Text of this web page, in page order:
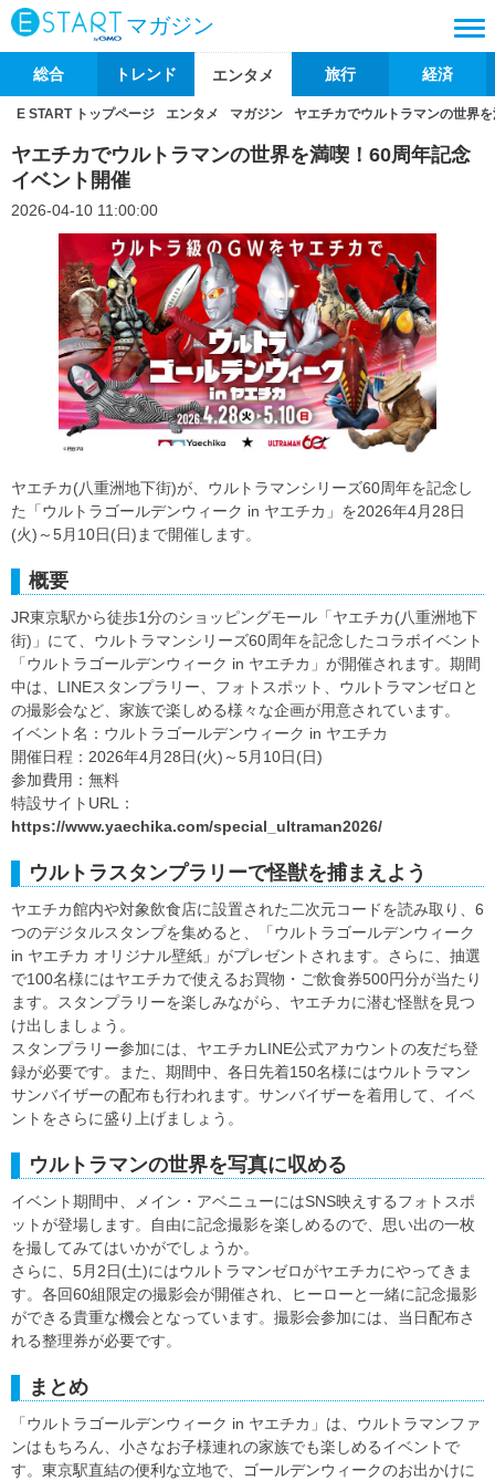
マガジン
総合 トレンド エンタメ 旅行 経済
E START トップページ エンタメ マガジン ヤエチカでウルトラマンの世界
ヤエチカでウルトラマンの世界を満喫！60周年記念
イベント開催
2026-04-10 11:00:00
ヤエチカ(八重洲地下街)が、ウルトラマンシリーズ60周年を記念し
た「ウルトラゴールデンウィーク in ヤエチカ」を2026年4月28日
(火)～5月10日(日)まで開催します。
概要
JR東京駅から徒歩1分のショッピングモール「ヤエチカ(八重洲地下
街)」にて、ウルトラマンシリーズ60周年を記念したコラボイベント
「ウルトラゴールデンウィーク in ヤエチカ」が開催されます。期間
中は、LINEスタンプラリー、フォトスポット、ウルトラマンゼロと
の撮影会など、家族で楽しめる様々な企画が用意されています。
イベント名：ウルトラゴールデンウィーク in ヤエチカ
開催日程：2026年4月28日(火)～5月10日(日)
参加費用：無料
特設サイトURL：
https://www.yaechika.com/special_ultraman2026/
ウルトラスタンプラリーで怪獣を捕まえよう
ヤエチカ館内や対象飲食店に設置された二次元コードを読み取り、6
つのデジタルスタンプを集めると、「ウルトラゴールデンウィーク
in ヤエチカ オリジナル壁紙」がプレゼントされます。さらに、抽選
で100名様にはヤエチカで使えるお買物・ご飲食券500円分が当たり
ます。スタンプラリーを楽しみながら、ヤエチカに潜む怪獣を見つ
け出しましょう。
スタンプラリー参加には、ヤエチカLINE公式アカウントの友だち登
録が必要です。また、期間中、各日先着150名様にはウルトラマン
サンバイザーの配布も行われます。サンバイザーを着用して、イベ
ントをさらに盛り上げましょう。
ウルトラマンの世界を写真に収める
イベント期間中、メイン・アベニューにはSNS映えするフォトスポ
ットが登場します。自由に記念撮影を楽しめるので、思い出の一枚
を撮してみてはいかがでしょうか。
さらに、5月2日(土)にはウルトラマンゼロがヤエチカにやってきま
す。各回60組限定の撮影会が開催され、ヒーローと一緒に記念撮影
ができる貴重な機会となっています。撮影会参加には、当日配布さ
れる整理券が必要です。
まとめ
「ウルトラゴールデンウィーク in ヤエチカ」は、ウルトラマンファ
ンはもちろん、小さなお子様連れの家族でも楽しめるイベントで
す。東京駅直結の便利な立地で、ゴールデンウィークのお出かけに